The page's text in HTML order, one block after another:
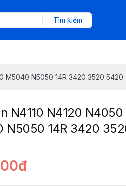
Tìm kiếm
M5040 N5050 14R 3420 3520 5420
N4110 N4120
N5050 14R 3420